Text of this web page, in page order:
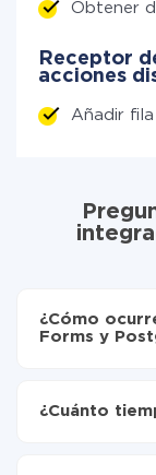
Obtener
Receptor
acciones
Añadir fila
¿Cómo
Forms y
Elija qué
¿Cuánto